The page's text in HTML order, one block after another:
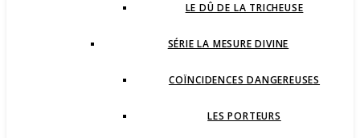
LE DÛ DE LA TRICHEUSE
SÉRIE LA MESURE DIVINE
COÏNCIDENCES DANGEREUSES
LES PORTEURS